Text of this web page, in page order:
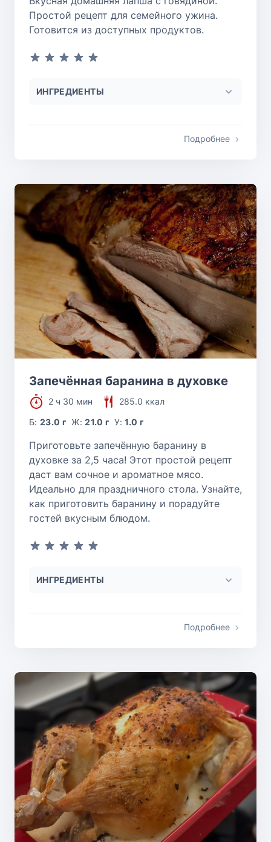
Простой рецепт для семейного ужина.
Готовится из доступных продуктов.
ИНГРЕДИЕНТЫ
Подробнее
Запечённая баранина в духовке
2 ч 30 мин
285.0 ккал
Б:23.0 г Ж:21.0 г У:1.0 г
Приготовьте запечённую баранину в
духовке за 2,5 часа! Этот простой рецепт
даст вам сочное и ароматное мясо.
Идеально для праздничного стола. Узнайте,
как приготовить баранину и порадуйте
гостей вкусным блюдом.
ИНГРЕДИЕНТЫ
Подробнее